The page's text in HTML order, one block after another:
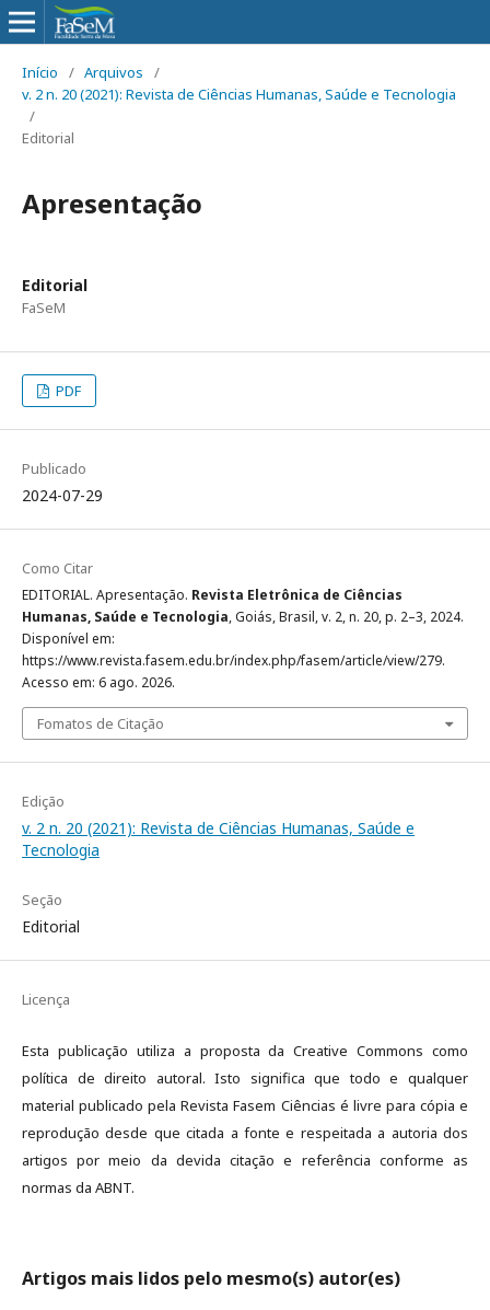
Início / Arquivos
/
v. 2 n. 20 (2021): Revista de Ciências Humanas, Saúde e Tecnologia
/
Editorial
Apresentação
Editorial
FaSeM
PDF
Publicado
2024-07-29
Como Citar
EDITORIAL. Apresentação. Revista Eletrônica de Ciências
Humanas, Saúde e Tecnologia, Goiás, Brasil, v. 2, n. 20, p. 2–3, 2024.
Disponível em:
https://www.revista.fasem.edu.br/index.php/fasem/article/view/279.
Acesso em: 6 ago. 2026.
Fomatos de Citação
Edição
v. 2 n. 20 (2021): Revista de Ciências Humanas, Saúde e
Tecnologia
Seção
Editorial
Licença
Esta publicação utiliza a proposta da Creative Commons como
política de direito autoral. Isto significa que todo e qualquer
material publicado pela Revista Fasem Ciências é livre para cópia e
reprodução desde que citada a fonte e respeitada a autoria dos
artigos por meio da devida citação e referência conforme as
normas da ABNT.
Artigos mais lidos pelo mesmo(s) autor(es)